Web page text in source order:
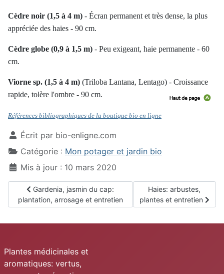
Cèdre noir (1,5 à 4 m) - Écran permanent et très dense, la plus
appréciée des haies - 90 cm.
Cèdre globe (0,9 à 1,5 m) - Peu exigeant, haie permanente - 60
cm.
Viorne sp. (1,5 à 4 m) (Triloba Lantana, Lentago) - Croissance
rapide, tolère l'ombre - 90 cm.
Références bibliographiques de la boutique bio en ligne
Écrit par bio-enligne.com
Catégorie : Mon potager et jardin bio
Mis à jour : 10 mars 2020
Article précédent : Gardenia, jasmin du cap: plantation,
Gardenia, jasmin du cap:
plantation, arrosage et entretien
Article suivant :
Haies: arbustes,
plantes et entretien
Plantes médicinales et
aromatiques: vertus,